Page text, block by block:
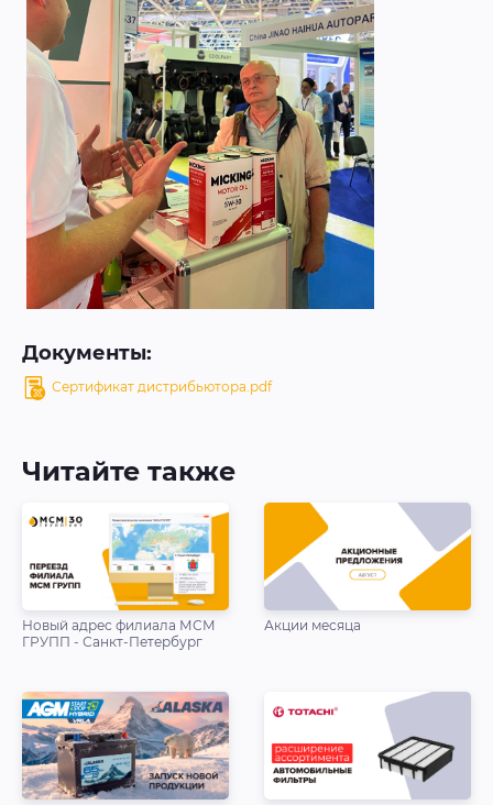
Документы:
Сертификат дистрибьютора.pdf
Читайте также
Новый адрес филиала МСМ
ГРУПП - Санкт-Петербург
Акции месяца